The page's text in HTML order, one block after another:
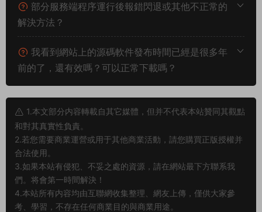
部分服務端程序運行後報錯閃退或其他不正常的
解決方法？
我看到網站上的源碼軟件發布時間已經是很多年
前的了，還有效嗎？可以正常下載嗎？
1.本文部分内容轉載自其它媒體，但并不代表本站贊同其觀點
和對其真實性負責。
2.若您需要商業運營或用于其他商業活動，請您購買正版授權并
合法使用。
3.如果本站有侵犯、不妥之處的資源，請在網站最下方聯系我
們。将會第一時間解決！
4.本站所有内容均由互聯網收集整理、網友上傳，僅供大家參
考、學習，不存在任何商業目的與商業用途。